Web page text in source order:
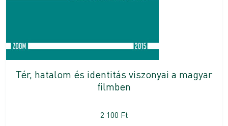
Tér, hatalom és identitás viszonyai a magyar
filmben
2 100 Ft